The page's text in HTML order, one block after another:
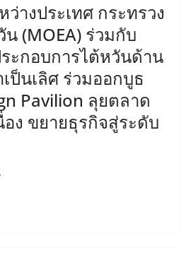
างประเทศ กระทรวง
(MOEA) ร่วมกับ
ะกอบการไต้หวันด้าน
ป็นเลิศ ร่วมออกบูธ
Pavilion ลุยตลาด
อง ขยายธุรกิจสู่ระดับ